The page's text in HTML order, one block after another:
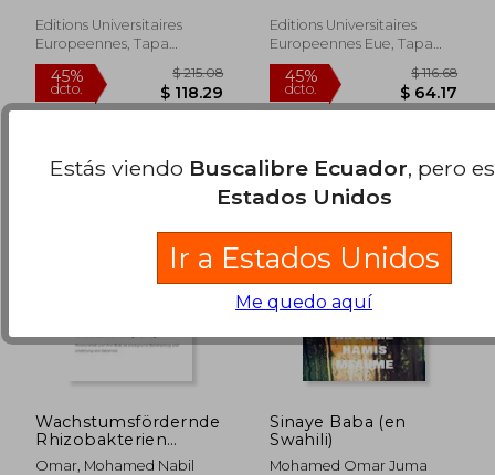
45%
dcto. $ 62.09
45%
dcto.
Editions Universitaires
Europeennes, Tapa
Blanda, Nuevo
MOHAMED DILEITA
Editions Universitaires
Europeennes Eue, Tapa
Blanda, Nuevo
Wachstumsfördernde
Rhizobakterien
(PGPR) (en Alemán)
Omar, Mohamed Nabil
Sinaye Baba (en
Swahili)
Mohamed Omar Juma
Estás viendo Buscalibre Ecuador, pero
Estados Unidos
Ir a Estados Unidos
Me quedo aquí